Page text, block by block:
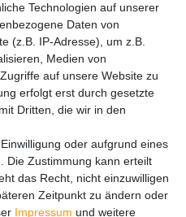
Technologien auf unserer
Daten von
(z.B. IP-Adresse), um z.B.
Medien von
auf unsere Website zu
erfolgt erst durch gesetzte
Dritten, die wir in den
oder aufgrund eines
Die Zustimmung kann erteilt
das Recht, nicht einzuwilligen
Zeitpunkt zu ändern oder
Impressum und weitere